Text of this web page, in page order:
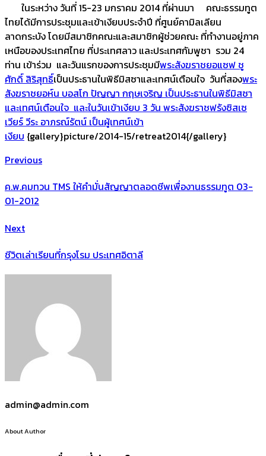
ในระหว่าง วันที่ 15-23 มกราคม 2014 ที่ผ่านมา คณะธรรมทูต
ไทยได้มีการประชุมและเข้าเงียบประจำปี ที่ศูนย์คามิลเลียน
ลาดกระบัง โดยมีสมาชิกคณะและสมาชิกผู้ช่วยคณะ ที่ทำงานอยู่ภาค
เหนือของประเทศไทย ที่ประเทศลาว และประเทศกัมพูชา รวม 24
ท่าน เข้าร่วม และวันแรกของการประชุมมีพระสังฆราชยอแซฟ ชู
ศักดิ์ สิริสุทธิ์เป็นประธานในพิธีมิสซาและเทศน์เตือนใจ วันที่สองพระ
สังฆราชยอห์น บอสโก ปัญญา กฤษเจริญ เป็นประธานในพิธีมิสซา
และเทศน์เตือนใจ และในวันเข้าเงียบ 3 วัน พระสังฆราชฟรังซิสเซ
เวียร์ วีระ อาภรณ์รัตน์ เป็นผู้เทศน์เข้า
เงียบ {gallery}picture/2014-15/retreat2014{/gallery}
Previous
ค.พ.คมทวน TMS ให้คำมั่นสัญญาตลอดชีพเพื่องานธรรมทูต 03-
01-2012
Next
ชีวิตเล่าเรียนที่กรุงโรม ประเทศอิตาลี
admin@admin.com
About Author